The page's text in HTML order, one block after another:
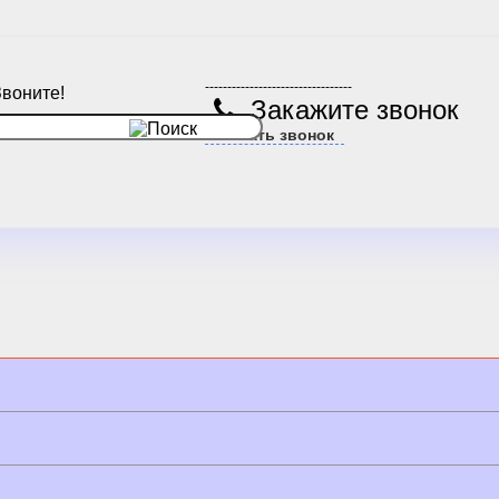
---------------------------------
Закажите звонок
Заказать звонок